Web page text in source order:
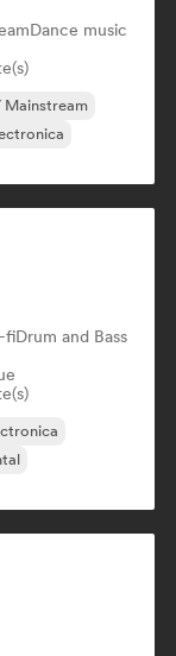
Dance music
fiDrum and Bass